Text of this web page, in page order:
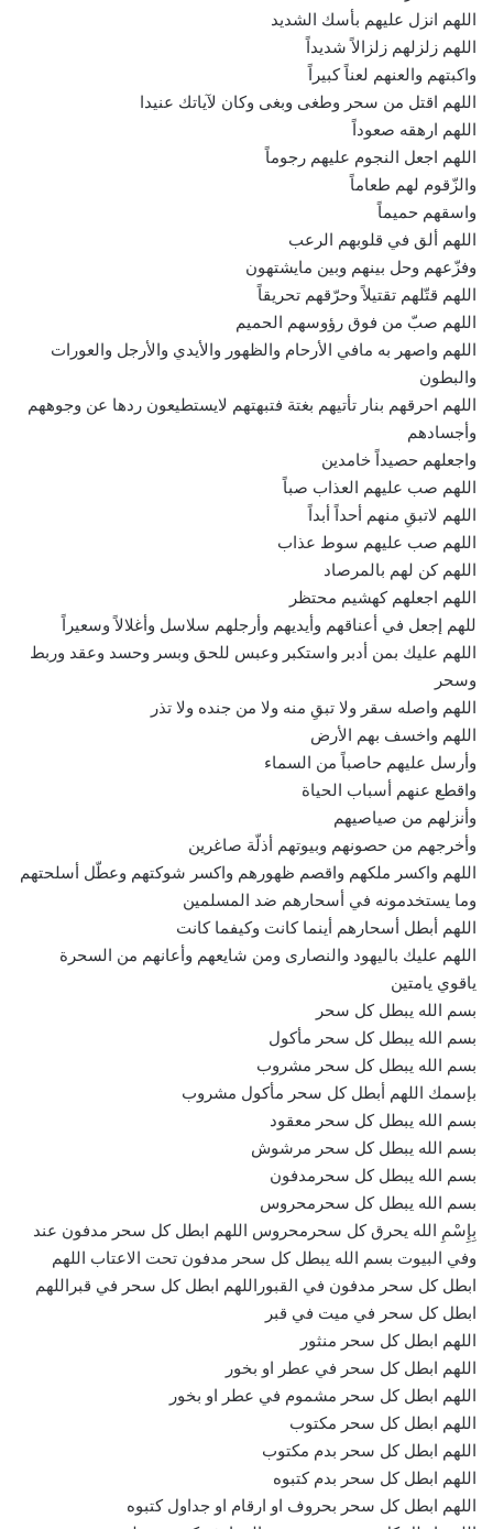
اللهم انزل عليهم بأسك الشديد
اللهم زلزلهم زلزالاً شديداً
واكبتهم والعنهم لعناً كبيراً
اللهم اقتل من سحر وطغى وبغى وكان لآياتك عنيدا
اللهم ارهقه صعوداً
اللهم اجعل النجوم عليهم رجوماً
والزّقوم لهم طعاماً
واسقهم حميماً
اللهم ألق في قلوبهم الرعب
وفزّعهم وحل بينهم وبين مايشتهون
اللهم قتّلهم تقتيلاً وحرّقهم تحريقاً
اللهم صبّ من فوق رؤوسهم الحميم
اللهم واصهر به مافي الأرحام والظهور والأيدي والأرجل والعورات
والبطون
اللهم احرقهم بنار تأتيهم بغتة فتبهتهم لايستطيعون ردها عن وجوههم
وأجسادهم
واجعلهم حصيداً خامدين
اللهم صب عليهم العذاب صباً
اللهم لاتبقِ منهم أحداً أبداً
اللهم صب عليهم سوط عذاب
اللهم كن لهم بالمرصاد
اللهم اجعلهم كهشيم محتظر
للهم إجعل في أعناقهم وأيديهم وأرجلهم سلاسل وأغلالاً وسعيراً
اللهم عليك بمن أدبر واستكبر وعبس للحق وبسر وحسد وعقد وربط
وسحر
اللهم واصله سقر ولا تبقِ منه ولا من جنده ولا تذر
اللهم واخسف بهم الأرض
وأرسل عليهم حاصباً من السماء
واقطع عنهم أسباب الحياة
وأنزلهم من صياصيهم
وأخرجهم من حصونهم وبيوتهم أذلّة صاغرين
اللهم واكسر ملكهم واقصم ظهورهم واكسر شوكتهم وعطّل أسلحتهم
وما يستخدمونه في أسحارهم ضد المسلمين
اللهم أبطل أسحارهم أينما كانت وكيفما كانت
اللهم عليك باليهود والنصارى ومن شايعهم وأعانهم من السحرة
ياقوي يامتين
بسم الله يبطل كل سحر
بسم الله يبطل كل سحر مأكول
بسم الله يبطل كل سحر مشروب
بإسمك اللهم أبطل كل سحر مأكول مشروب
بسم الله يبطل كل سحر معقود
بسم الله يبطل كل سحر مرشوش
بسم الله يبطل كل سحرمدفون
بسم الله يبطل كل سحرمحروس
بِإِسْمِ الله يحرق كل سحرمحروس اللهم ابطل كل سحر مدفون عند
وفي البيوت بسم الله يبطل كل سحر مدفون تحت الاعتاب اللهم
ابطل كل سحر مدفون في القبوراللهم ابطل كل سحر في قبراللهم
ابطل كل سحر في ميت في قبر
اللهم ابطل كل سحر منثور
اللهم ابطل كل سحر في عطر او بخور
اللهم ابطل كل سحر مشموم في عطر او بخور
اللهم ابطل كل سحر مكتوب
اللهم ابطل كل سحر بدم مكتوب
اللهم ابطل كل سحر بدم كتبوه
اللهم ابطل كل سحر بحروف او ارقام او جداول كتبوه